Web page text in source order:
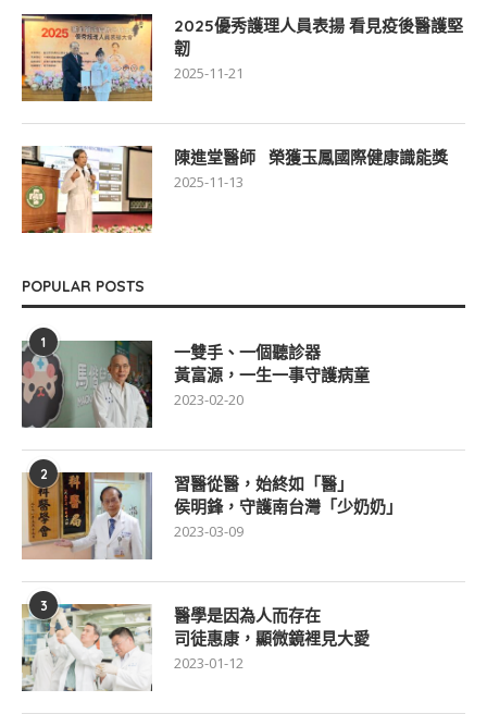
2025優秀護理人員表揚 看見疫後醫護堅
韌
2025-11-21
陳進堂醫師 榮獲玉鳳國際健康識能獎
2025-11-13
POPULAR POSTS
1
一雙手、一個聽診器
黃富源，一生一事守護病童
2023-02-20
2
習醫從醫，始終如「醫」
侯明鋒，守護南台灣「少奶奶」
2023-03-09
3
醫學是因為人而存在
司徒惠康，顯微鏡裡見大愛
2023-01-12